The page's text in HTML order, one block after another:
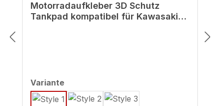
Motorradaufkleber 3D Schutz
Tankpad kompatibel für Kawasaki
Varianteauswählen